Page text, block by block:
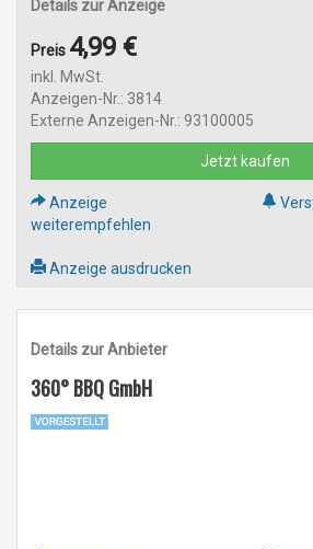
Details zur Anzeige
Preis 4,99 €
inkl. MwSt.
Anzeigen-Nr.: 3814
Externe Anzeigen-Nr.: 93100005
Jetzt kaufen
Anzeige
weiterempfehlen
Anzeige ausdrucken
Details zur Anbieter
360° BBQ GmbH